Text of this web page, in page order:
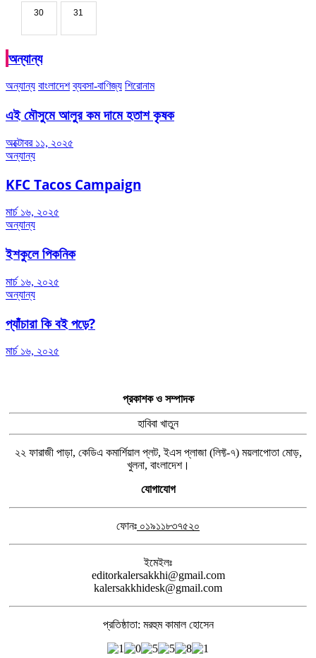
30 31
অন্যান্য
অন্যান্য বাংলাদেশ ব্যবসা-বাণিজ্য শিরোনাম
এই মৌসুমে আলুর কম দামে হতাশ কৃষক
অক্টোবর ১১, ২০২৫
অন্যান্য
KFC Tacos Campaign
মার্চ ১৬, ২০২৫
অন্যান্য
ইশকুলে পিকনিক
মার্চ ১৬, ২০২৫
অন্যান্য
প্যাঁচারা কি বই পড়ে?
মার্চ ১৬, ২০২৫
প্রকাশক ও সম্পাদক
হাবিবা খাতুন
২২ ফারাজী পাড়া, কেডিএ কমার্শিয়াল প্লট, ইএস প্লাজা (লিফ্ট-৭) ময়লাপোতা মোড়,
খুলনা, বাংলাদেশ।
যোগাযোগ
ফোনঃ ০১৯১১৮৩৭৫২০
ইমেইলঃ
editorkalersakkhi@gmail.com
kalersakkhidesk@gmail.com
প্রতিষ্ঠাতা: মরহুম কামাল হোসেন